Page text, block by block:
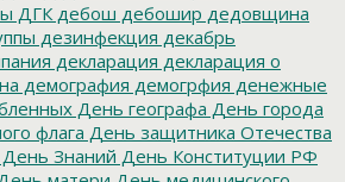
ДГК дебош дебошир дедовщина
дезинфекция декабрь
декларация декларация о
демография демогрфия денежные
День географа День города
флага День защитника Отечества
День Знаний День Конституции РФ